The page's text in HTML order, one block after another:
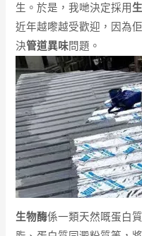
生。於是，我哋決定採用
近年越嚟越受歡迎，因為
決管道異味問題。
生物酶係一類天然嘅蛋白